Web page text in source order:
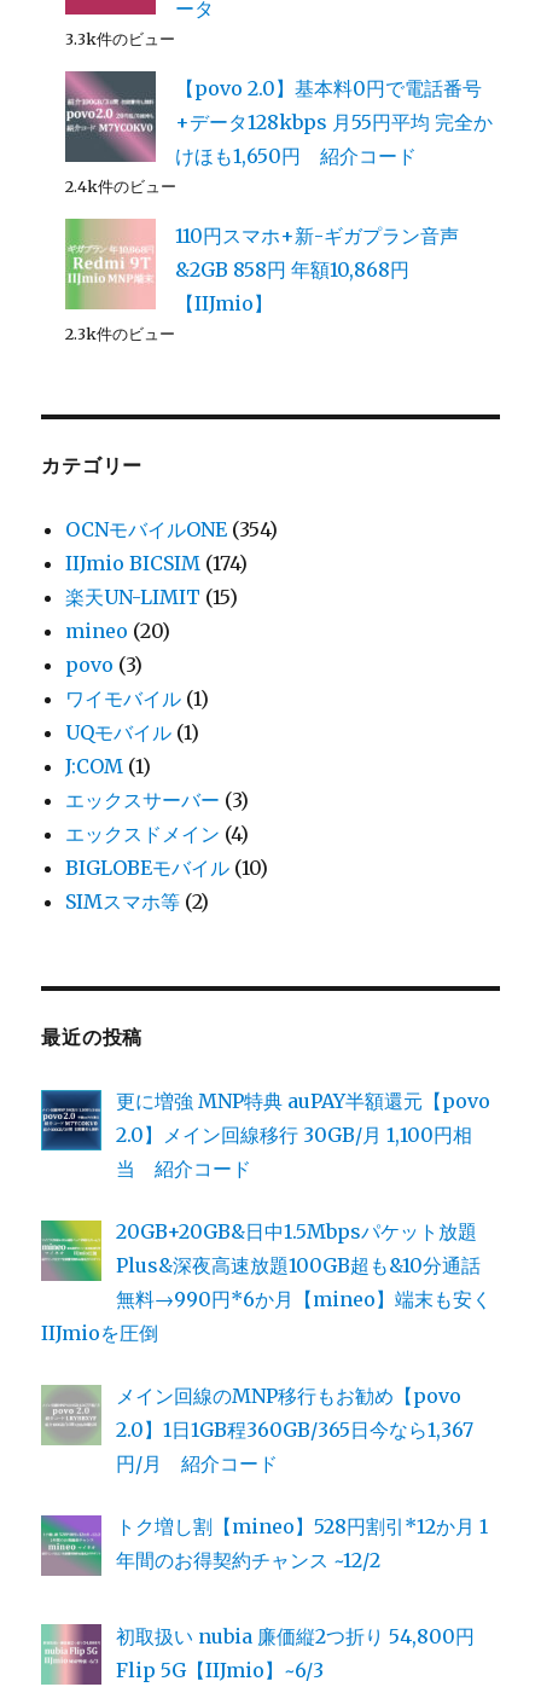
ータ
3.3k件のビュー
【povo 2.0】基本料0円で電話番号
+データ128kbps 月55円平均 完全か
けほも1,650円 紹介コード
2.4k件のビュー
110円スマホ+新-ギガプラン音声
&2GB 858円 年額10,868円
【IIJmio】
2.3k件のビュー
カテゴリー
OCNモバイルONE (354)
IIJmio BICSIM (174)
楽天UN-LIMIT (15)
mineo (20)
povo (3)
ワイモバイル (1)
UQモバイル (1)
J:COM (1)
エックスサーバー (3)
エックスドメイン (4)
BIGLOBEモバイル (10)
SIMスマホ等 (2)
最近の投稿
更に増強 MNP特典 auPAY半額還元【povo
2.0】メイン回線移行 30GB/月 1,100円相
当 紹介コード
20GB+20GB&日中1.5Mbpsパケット放題
Plus&深夜高速放題100GB超も&10分通話
無料→990円*6か月【mineo】端末も安く
IIJmioを圧倒
メイン回線のMNP移行もお勧め【povo
2.0】1日1GB程360GB/365日今なら1,367
円/月 紹介コード
トク増し割【mineo】528円割引*12か月 1
年間のお得契約チャンス ~12/2
初取扱い nubia 廉価縦2つ折り 54,800円
Flip 5G【IIJmio】~6/3